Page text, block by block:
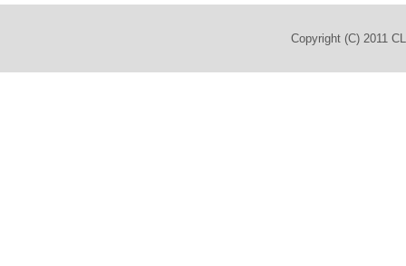
Copyright (C) 2011